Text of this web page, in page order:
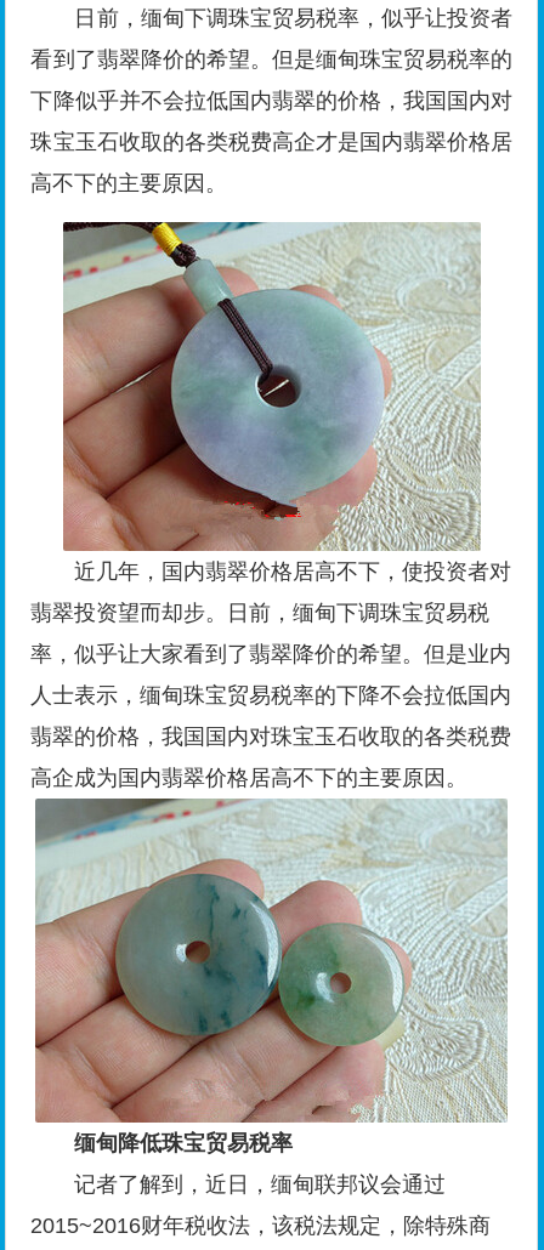
日前，缅甸下调珠宝贸易税率，似乎让投资者
看到了翡翠降价的希望。但是缅甸珠宝贸易税率的
下降似乎并不会拉低国内翡翠的价格，我国国内对
珠宝玉石收取的各类税费高企才是国内翡翠价格居
高不下的主要原因。
近几年，国内翡翠价格居高不下，使投资者对
翡翠投资望而却步。日前，缅甸下调珠宝贸易税
率，似乎让大家看到了翡翠降价的希望。但是业内
人士表示，缅甸珠宝贸易税率的下降不会拉低国内
翡翠的价格，我国国内对珠宝玉石收取的各类税费
高企成为国内翡翠价格居高不下的主要原因。
缅甸降低珠宝贸易税率
记者了解到，近日，缅甸联邦议会通过
2015~2016财年税收法，该税法规定，除特殊商